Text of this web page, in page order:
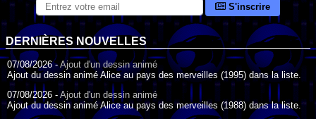
S'inscrire
DERNIÈRES NOUVELLES
07/08/2026 -Ajout d'un dessin animé
Ajout du dessin animé Alice au pays des merveilles (1995) dans la liste.
07/08/2026 - Ajout d'un dessin animé
Ajout du dessin animé Alice au pays des merveilles (1988) dans la liste.